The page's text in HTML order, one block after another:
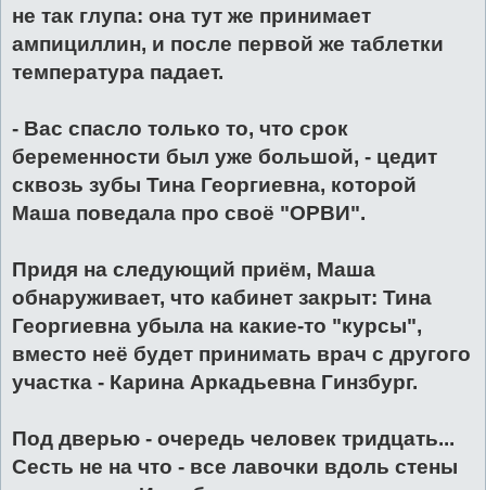
не так глупа: она тут же принимает
ампициллин, и после первой же таблетки
температура падает.
- Вас спасло только то, что срок
беременности был уже большой, - цедит
сквозь зубы Тина Георгиевна, которой
Маша поведала про своё "ОРВИ".
Придя на следующий приём, Маша
обнаруживает, что кабинет закрыт: Тина
Георгиевна убыла на какие-то "курсы",
вместо неё будет принимать врач с другого
участка - Карина Аркадьевна Гинзбург.
Под дверью - очередь человек тридцать...
Сесть не на что - все лавочки вдоль стены